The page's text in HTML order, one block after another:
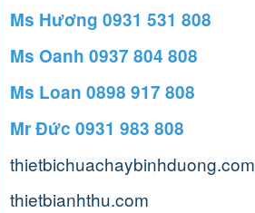
Ms Hương 0931 531 808
Ms Oanh 0937 804 808
Ms Loan 0898 917 808
Mr Đức 0931 983 808
thietbichuachaybinhduong.com
thietbianhthu.com